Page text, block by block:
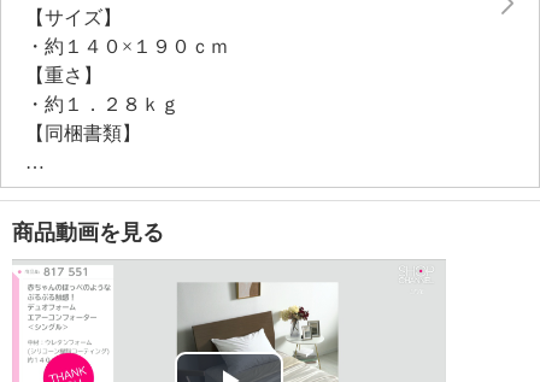
【サイズ】
・約１４０×１９０ｃｍ
【重さ】
・約１．２８ｋｇ
【同梱書類】
・取扱説明書
【メンテナンス（絵表示ラベル）】
・洗濯機：可
・漂白処理：塩素系・酸素系漂白不可
・タンブル乾燥：可（低温）
・自然乾燥：日陰の吊り干し
・アイロン仕上げ：不可
・ドライクリーニング：石油系ドライクリーニング可
商品動画を見る